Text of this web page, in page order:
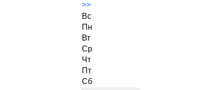
>>
Вс
Пн
Вт
Ср
Чт
Пт
Сб